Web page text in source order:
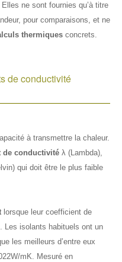
ne sont fournies qu’à titre
pour comparaisons, et ne
thermiques concrets.
de conductivité
à transmettre la chaleur.
de conductivité λ (Lambda),
qui doit être le plus faible
lorsque leur coefficient de
Les isolants habituels ont un
les meilleurs d’entre eux
mK. Mesuré en